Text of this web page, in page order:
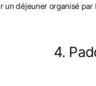
un déjeuner organisé
4.